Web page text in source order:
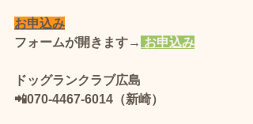
お申込み
フォームが開きます→ お申込み
ドッグランクラブ広島
📲070-4467-6014（新崎）